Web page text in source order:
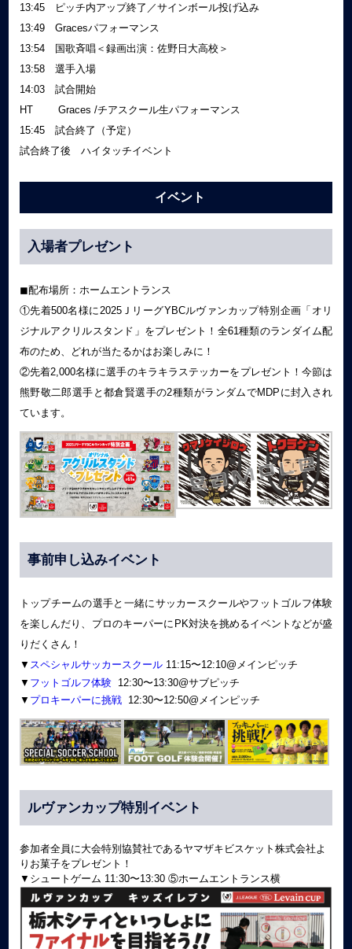
13:45 ピッチ内アップ終了／サインボール投げ込み
13:49 Gracesパフォーマンス
13:54 国歌斉唱＜録画出演：佐野日大高校＞
13:58 選手入場
14:03 試合開始
HT Graces /チアスクール生パフォーマンス
15:45 試合終了（予定）
試合終了後 ハイタッチイベント
イベント
入場者プレゼント
◼︎配布場所：ホームエントランス
①先着500名様に2025ＪリーグYBCルヴァンカップ特別企画「オリ
ジナルアクリルスタンド」をプレゼント！全61種類のランダイム配
布のため、どれが当たるかはお楽しみに！
②先着2,000名様に選手のキラキラステッカーをプレゼント！今節は
熊野敬二郎選手と都倉賢選手の2種類がランダムでMDPに封入され
ています。
事前申し込みイベント
トップチームの選手と一緒にサッカースクールやフットゴルフ体験
を楽しんだり、プロのキーパーにPK対決を挑めるイベントなどが盛
りだくさん！
▼ スペシャルサッカースクール11:15〜12:10@メインピッチ
▼ フットゴルフ体験12:30〜13:30@サブピッチ
▼ プロキーパーに挑戦12:30〜12:50@メインピッチ
ルヴァンカップ特別イベント
参加者全員に大会特別協賛社であるヤマザキビスケット株式会社よ
りお菓子をプレゼント！
▼シュートゲーム 11:30〜13:30 ⑤ホームエントランス横